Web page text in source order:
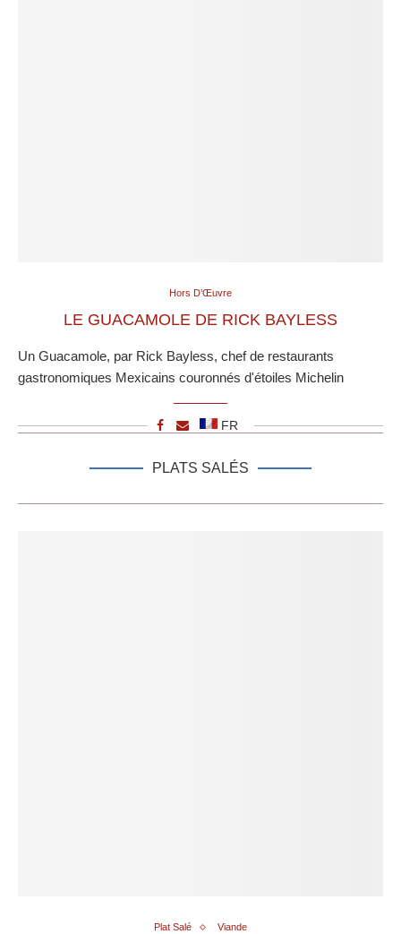
Hors D’Œuvre
LE GUACAMOLE DE RICK BAYLESS
Un Guacamole, par Rick Bayless, chef de restaurants
gastronomiques Mexicains couronnés d'étoiles Michelin
FR
PLATS SALÉS
Plat Salé Viande